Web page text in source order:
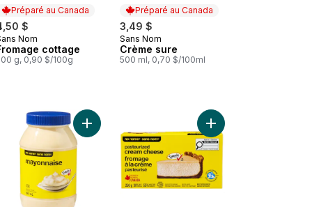
Préparé au Canada
$
au Canada
Nom
cottage
g, 0,90 $/100g
Préparé au Canada
3,49 $
Préparé au Canada
Sans Nom
Crème sure
500 ml, 0,70 $/100ml
pour ailes Buffalo au panier
Ajouter Mayonnaise au panierAjouter Fromage à la